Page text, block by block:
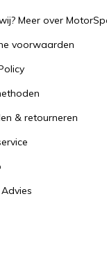
Meer over
voorwaarden
& retourneren